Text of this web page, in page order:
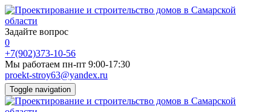
Задайте вопрос
0
+7(902)373-10-56
Мы работаем пн-пт 9:00-17:30
proekt-stroy63@yandex.ru
Toggle navigation